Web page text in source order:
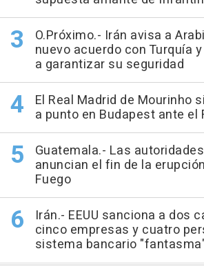
O.Próximo.- Irán avisa a
nuevo acuerdo con Turquía
a garantizar su seguridad
El Real Madrid de Mourinho
a punto en Budapest ante el
Guatemala.- Las
anuncian el fin de la
Fuego
Irán.- EEUU sanciona a dos
cinco empresas y cuatro
sistema bancario